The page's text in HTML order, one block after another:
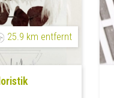
25.9 km entfernt